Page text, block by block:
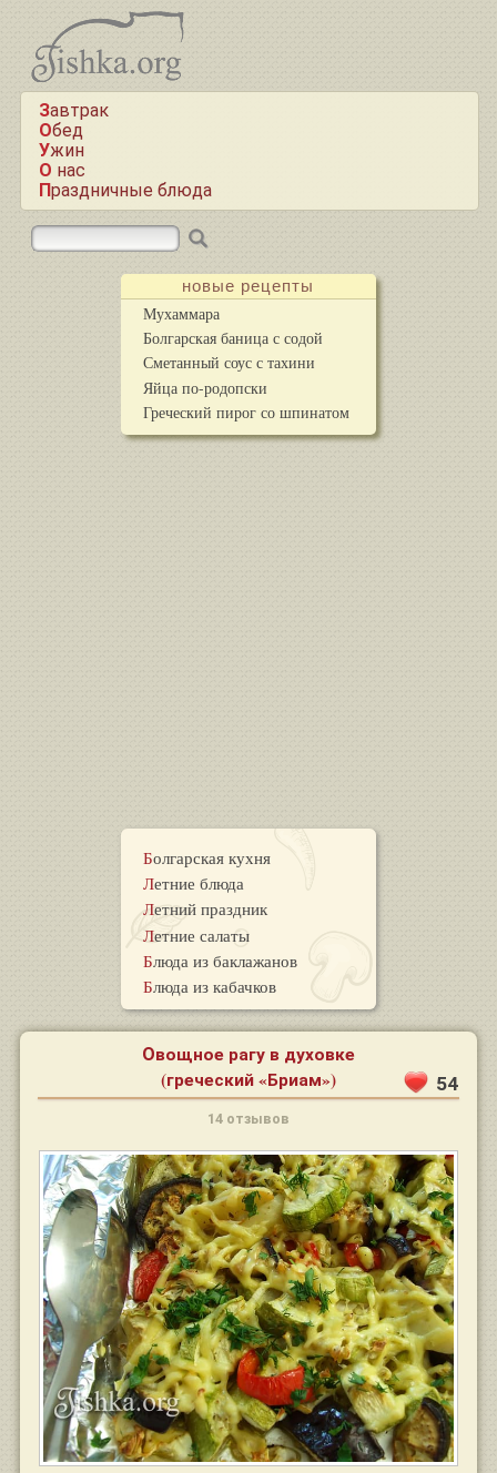
Завтрак
Обед
Ужин
О нас
Праздничные блюда
новые рецепты
Мухаммара
Болгарская баница с содой
Сметанный соус с тахини
Яйца по-родопски
Греческий пирог со шпинатом
Болгарская кухня
Летние блюда
Летний праздник
Летние салаты
Блюда из баклажанов
Блюда из кабачков
Овощное рагу в духовке
(греческий «Бриам»)
54
14 отзывов